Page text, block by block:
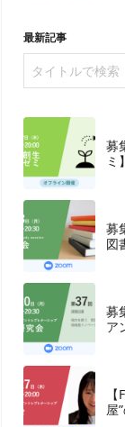
最新記事
募
ミ】
募
図
版
募
ア
屋